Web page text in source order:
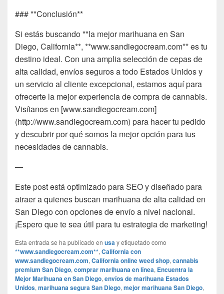
### **Conclusión**
Si estás buscando **la mejor marihuana en San
Diego, California**, **www.sandiegocream.com** es tu
destino ideal. Con una amplia selección de cepas de
alta calidad, envíos seguros a todo Estados Unidos y
un servicio al cliente excepcional, estamos aquí para
ofrecerte la mejor experiencia de compra de cannabis.
Visítanos en [www.sandiegocream.com]
(http://www.sandiegocream.com) para hacer tu pedido
y descubrir por qué somos la mejor opción para tus
necesidades de cannabis.
—
Este post está optimizado para SEO y diseñado para
atraer a quienes buscan marihuana de alta calidad en
San Diego con opciones de envío a nivel nacional.
¡Espero que te sea útil para tu estrategia de marketing!
Esta entrada se ha publicado en usay etiquetado como
**www.sandiegocream.com**, California con
www.sandiegocream.com, California online weed shop, cannabis
premium San Diego, comprar marihuana en línea, Encuentra la
Mejor Marihuana en San Diego, envíos de marihuana Estados
Unidos, marihuana segura San Diego, mejor marihuana San Diego,